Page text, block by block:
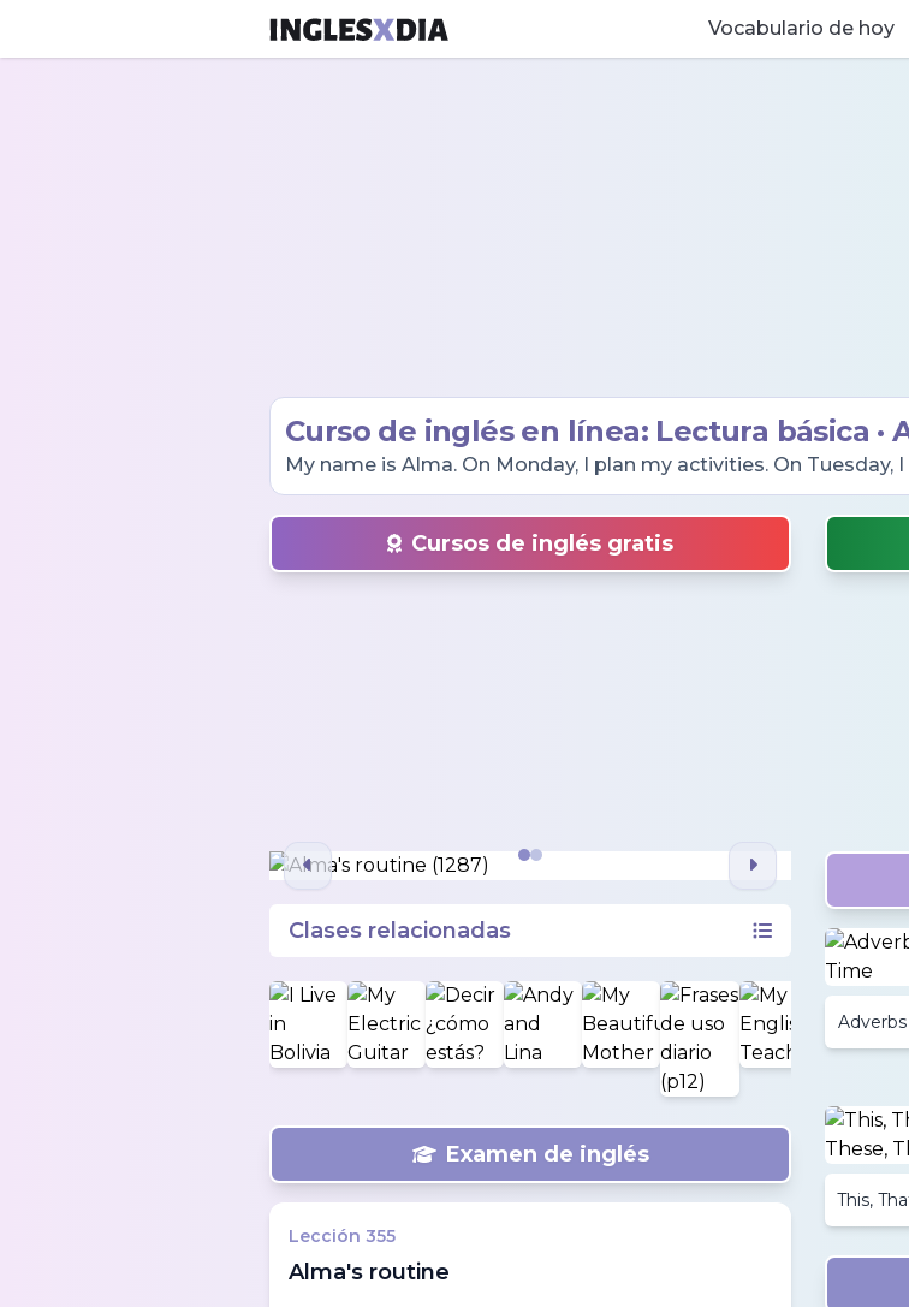
Vocabulario de hoy
Curso de inglés en línea: Lectura básica ·
My name is Alma. On Monday, I plan my activities. On
therapy. On Thursday, I go to the supermarket. On Friday, I
Cursos de inglés gratis
Clases relacionadas
Examen de inglés
Lección 355
Alma's routine
This,